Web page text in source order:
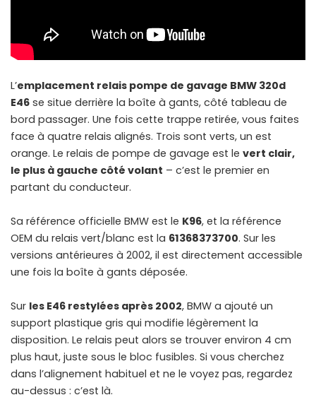
L’emplacement relais pompe de gavage BMW 320d
E46 se situe derrière la boîte à gants, côté tableau de
bord passager. Une fois cette trappe retirée, vous faites
face à quatre relais alignés. Trois sont verts, un est
orange. Le relais de pompe de gavage est le vert clair,
le plus à gauche côté volant – c’est le premier en
partant du conducteur.
Sa référence officielle BMW est le K96, et la référence
OEM du relais vert/blanc est la 61368373700. Sur les
versions antérieures à 2002, il est directement accessible
une fois la boîte à gants déposée.
Sur les E46 restylées après 2002, BMW a ajouté un
support plastique gris qui modifie légèrement la
disposition. Le relais peut alors se trouver environ 4 cm
plus haut, juste sous le bloc fusibles. Si vous cherchez
dans l’alignement habituel et ne le voyez pas, regardez
au-dessus : c’est là.